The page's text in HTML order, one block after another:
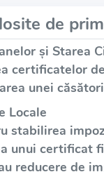
de
și Starea
certificatelor
unei
Locale
stabilirea
unui certificat
reducere de